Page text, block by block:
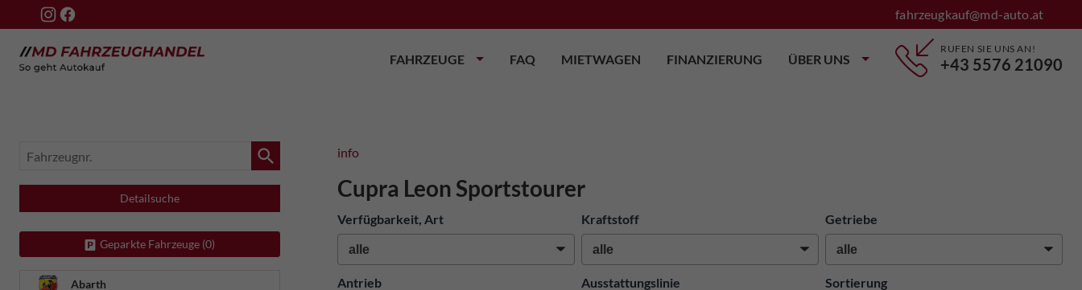
fahrzeugkauf@md-auto.at
FAHRZEUGE FAQ MIETWAGEN FINANZIERUNG ÜBER UNS
RUFEN SIE UNS AN!
+43 5576 21090
info
Cupra Leon Sportstourer
Verfügbarkeit, Art Kraftstoff Getriebe
Antrieb Ausstattungslinie Sortierung
Fahrzeugnr.
Detailsuche
Geparkte Fahrzeuge (0)
Abarth